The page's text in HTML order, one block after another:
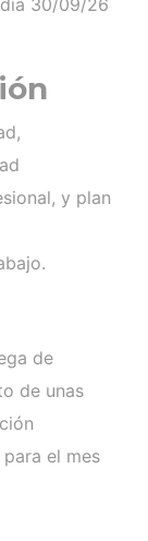
y plan
de
de unas
el mes